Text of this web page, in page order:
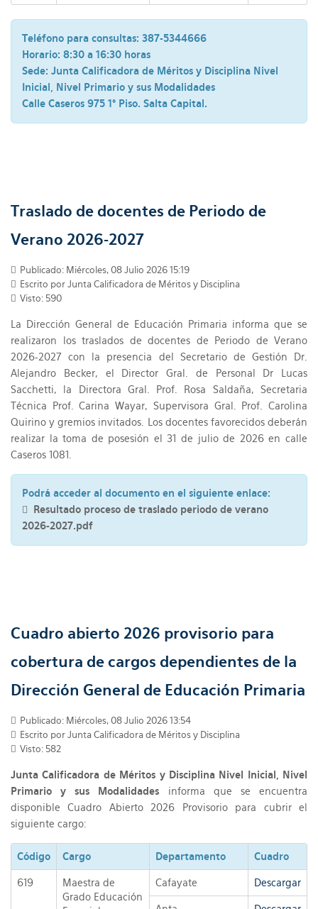
Teléfono para consultas: 387-5344666
Horario: 8:30 a 16:30 horas
Sede: Junta Calificadora de Méritos y Disciplina Nivel
Inicial, Nivel Primario y sus Modalidades
Calle Caseros 975 1° Piso. Salta Capital.
Traslado de docentes de Periodo de
Verano 2026-2027
Publicado: Miércoles, 08 Julio 2026 15:19
Escrito por Junta Calificadora de Méritos y Disciplina
Visto: 590
La Dirección General de Educación Primaria informa que se
realizaron los traslados de docentes de Periodo de Verano
2026-2027 con la presencia del Secretario de Gestión Dr.
Alejandro Becker, el Director Gral. de Personal Dr Lucas
Sacchetti, la Directora Gral. Prof. Rosa Saldaña, Secretaria
Técnica Prof. Carina Wayar, Supervisora Gral. Prof. Carolina
Quirino y gremios invitados. Los docentes favorecidos deberán
realizar la toma de posesión el 31 de julio de 2026 en calle
Caseros 1081.
Podrá acceder al documento en el siguiente enlace:
Resultado proceso de traslado periodo de verano
2026-2027.pdf
Cuadro abierto 2026 provisorio para
cobertura de cargos dependientes de la
Dirección General de Educación Primaria
Publicado: Miércoles, 08 Julio 2026 13:54
Escrito por Junta Calificadora de Méritos y Disciplina
Visto: 582
Junta Calificadora de Méritos y Disciplina Nivel Inicial, Nivel
Primario y sus Modalidades informa que se encuentra
disponible Cuadro Abierto 2026 Provisorio para cubrir el
siguiente cargo:
Código Cargo Departamento Cuadro
619
Maestra de
Grado Educación
Cafayate Descargar